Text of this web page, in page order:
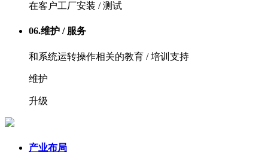
在客户工厂安装 / 测试
06.维护 / 服务
和系统运转操作相关的教育 / 培训支持
维护
升级
产业布局